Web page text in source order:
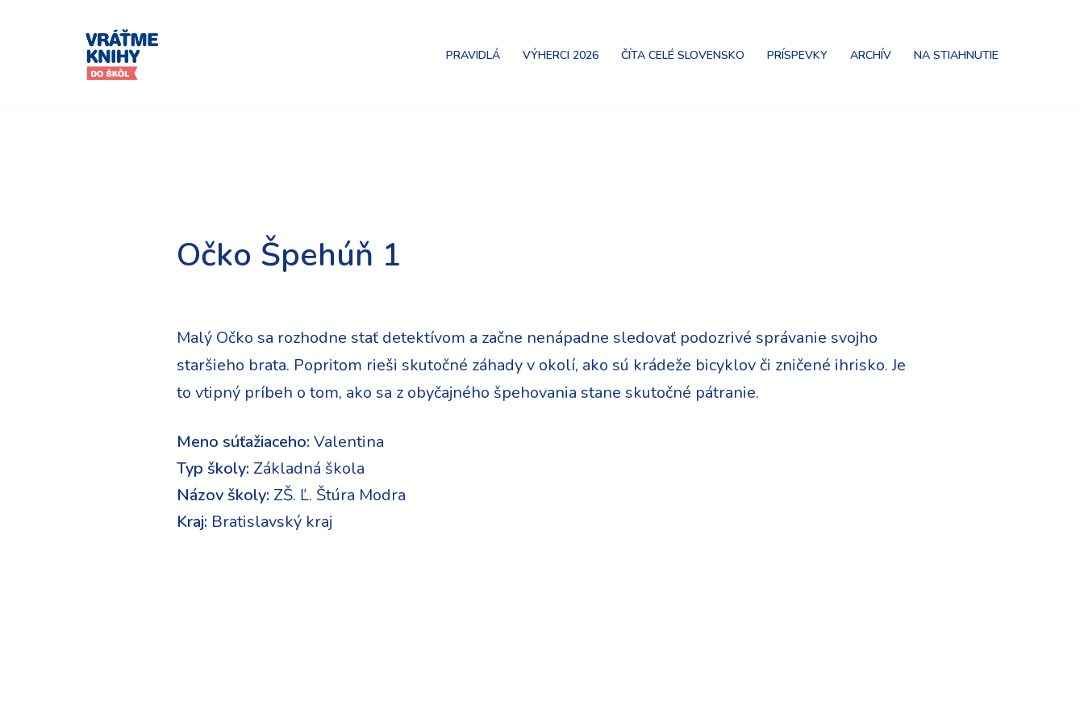
PRAVIDLÁ VÝHERCI 2026 ČÍTA CELÉ SLOVENSKO PRÍSPEVKY ARCHÍV NA STIAHNUTIE
Očko Špehúň 1
Malý Očko sa rozhodne stať detektívom a začne nenápadne sledovať podozrivé správanie svojho
staršieho brata. Popritom rieši skutočné záhady v okolí, ako sú krádeže bicyklov či zničené ihrisko. Je
to vtipný príbeh o tom, ako sa z obyčajného špehovania stane skutočné pátranie.
Meno súťažiaceho: Valentina
Typ školy: Základná škola
Názov školy: ZŠ. Ľ. Štúra Modra
Kraj: Bratislavský kraj